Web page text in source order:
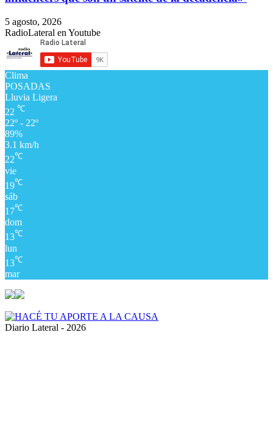
5 agosto, 2026
RadioLateral en Youtube
Clima
POSADAS
Lluvia Ligera
22 ℃
22º - 22º
89%
3.1 km/h
22℃
vie
19℃
sáb
17℃
dom
13℃
lun
13℃
mar
Diario Lateral - 2026